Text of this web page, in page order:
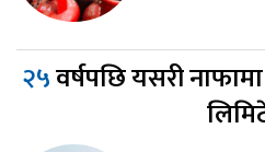
२५वर्षपछि यसरी